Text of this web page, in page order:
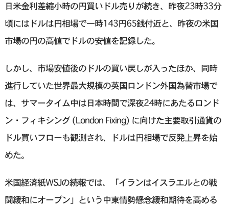
日米金利差縮小時の円買いドル売りが続き、昨夜23時33分
頃にはドルは円相場で一時143円65銭付近と、昨夜の米国
市場の円の高値でドルの安値を記録した。
しかし、市場安値後のドルの買い戻しが入ったほか、同時
進行していた世界最大規模の英国ロンドン外国為替市場で
は、サマータイム中は日本時間で深夜24時にあたるロンド
ン・フィキシング (London Fixing) に向けた主要取引通貨の
ドル買いフローも観測され、ドルは円相場で反発上昇を始
めた。
米国経済紙WSJの続報では、「イランはイスラエルとの戦
闘緩和にオープン」という中東情勢懸念緩和期待を高める